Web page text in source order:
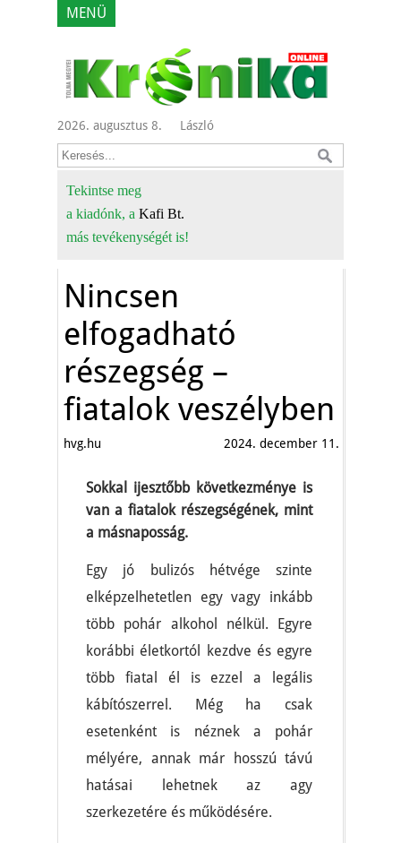
MENÜ
2026. augusztus 8. László
Tekintse meg
a kiadónk, a Kafi Bt.
más tevékenységét is!
Nincsen
elfogadható
részegség –
fiatalok veszélyben
hvg.hu 2024. december 11.
Sokkal ijesztőbb következménye is
van a fiatalok részegségének, mint
a másnaposság.
Egy jó bulizós hétvége szinte
elképzelhetetlen egy vagy inkább
több pohár alkohol nélkül. Egyre
korábbi életkortól kezdve és egyre
több fiatal él is ezzel a legális
kábítószerrel. Még ha csak
esetenként is néznek a pohár
mélyére, annak már hosszú távú
hatásai lehetnek az agy
szerkezetére és működésére.